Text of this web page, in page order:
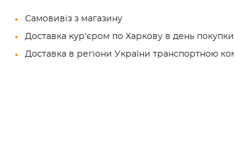
Самовивіз з магазину
Доставка кур'єром по Харкову в день покупки
Доставка в регіони України транспортною